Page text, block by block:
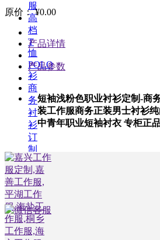
服
高
档
T
恤
POLO
衫
商
务
衬
衫
订
制
职
业
西
装
定
制
公
原价： ¥0.00
产品详情
产品参数
短袖浅粉色职业衬衫定制-商
装工作服商务正装男士衬衫
中青年职业短袖衬衣 专柜正